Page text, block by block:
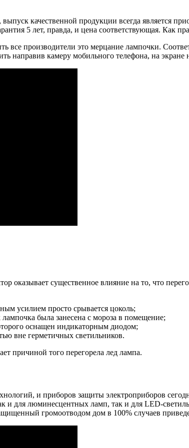
качественной продукции всегда является
5 лет, правда, и цена соответствующая. Как
все производители это мерцание лампочки.
направив камеру мобильного телефона, на экране
оказывает существенное влияние на то, что
усилием просто срывается цоколь;
была занесена с мороза в помещение;
оснащен индикаторным диодом;
вне герметичных светильников.
причиной того перегорела лед лампа.
и приборов защиты электроприборов
для люминесцентных ламп, так и для LED-
громоотводом дом в 100% случаев